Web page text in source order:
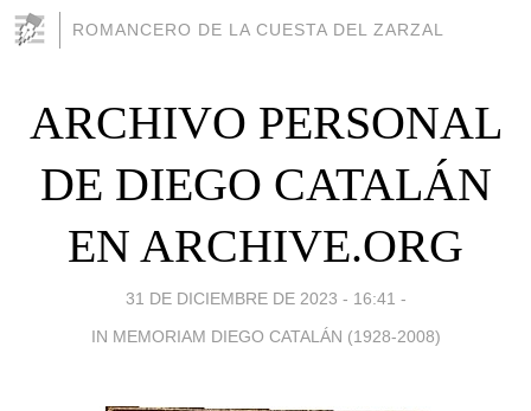
ROMANCERO DE LA CUESTA DEL ZARZAL
ARCHIVO PERSONAL
DE DIEGO CATALÁN
EN ARCHIVE.ORG
31 DE DICIEMBRE DE 2023 - 16:41 -
IN MEMORIAM DIEGO CATALÁN (1928-2008)